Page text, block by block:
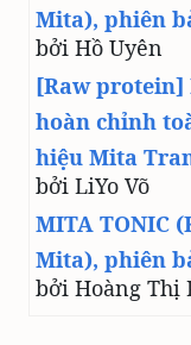
Mita), phiên
bởi Hồ Uyên
[Raw
hoàn chỉnh
hiệu Mita
bởi LiYo Võ
MITA TONIC
Mita), phiên
bởi Hoàng Thị